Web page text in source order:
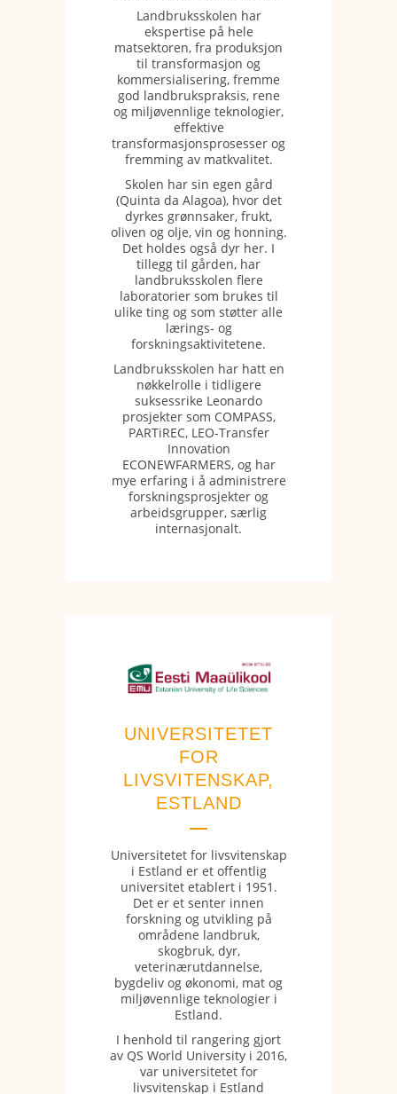
Landbruksskolen har
ekspertise på hele
matsektoren, fra produksjon
til transformasjon og
kommersialisering, fremme
god landbrukspraksis, rene
og miljøvennlige teknologier,
effektive
transformasjonsprosesser og
fremming av matkvalitet.
Skolen har sin egen gård
(Quinta da Alagoa), hvor det
dyrkes grønnsaker, frukt,
oliven og olje, vin og honning.
Det holdes også dyr her. I
tillegg til gården, har
landbruksskolen flere
laboratorier som brukes til
ulike ting og som støtter alle
lærings- og
forskningsaktivitetene.
Landbruksskolen har hatt en
nøkkelrolle i tidligere
suksessrike Leonardo
prosjekter som COMPASS,
PARTiREC, LEO-Transfer
Innovation
ECONEWFARMERS, og har
mye erfaring i å administrere
forskningsprosjekter og
arbeidsgrupper, særlig
internasjonalt.
UNIVERSITETET
FOR
LIVSVITENSKAP,
ESTLAND
Universitetet for livsvitenskap
i Estland er et offentlig
universitet etablert i 1951.
Det er et senter innen
forskning og utvikling på
områdene landbruk,
skogbruk, dyr,
veterinærutdannelse,
bygdeliv og økonomi, mat og
miljøvennlige teknologier i
Estland.
I henhold til rangering gjort
av QS World University i 2016,
var universitetet for
livsvitenskap i Estland